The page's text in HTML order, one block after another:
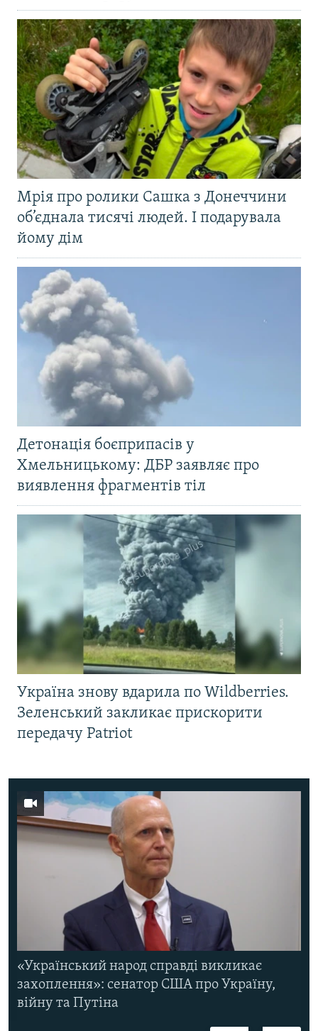
Мрія про ролики Сашка з Донеччини
об’єднала тисячі людей. І подарувала
йому дім
Детонація боєприпасів у
Хмельницькому: ДБР заявляє про
виявлення фрагментів тіл
Україна знову вдарила по Wildberries.
Зеленський закликає прискорити
передачу Patriot
«Український народ справді викликає
захоплення»: сенатор США про Україну,
війну та Путіна